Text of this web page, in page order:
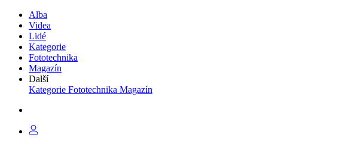
Alba
Videa
Lidé
Kategorie
Fototechnika
Magazín
Další
Kategorie Fototechnika Magazín